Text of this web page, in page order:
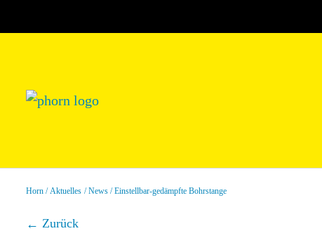
Horn Aktuelles News Einstellbar-gedämpfte Bohrstange
Zurück